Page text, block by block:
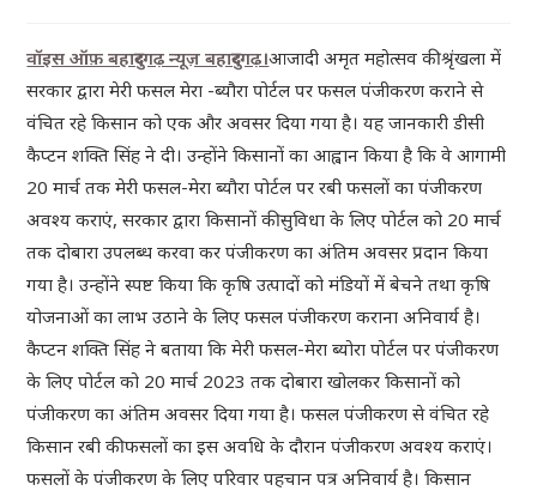
वॉइस ऑफ़ बहादुरगढ़ न्यूज़ बहादुरगढ़।आजादी अमृत महोत्सव की श्रृंखला में
सरकार द्वारा मेरी फसल मेरा -ब्यौरा पोर्टल पर फसल पंजीकरण कराने से
वंचित रहे किसान को एक और अवसर दिया गया है। यह जानकारी डीसी
कैप्टन शक्ति सिंह ने दी। उन्होंने किसानों का आह्वान किया है कि वे आगामी
20 मार्च तक मेरी फसल-मेरा ब्यौरा पोर्टल पर रबी फसलों का पंजीकरण
अवश्य कराएं, सरकार द्वारा किसानों की सुविधा के लिए पोर्टल को 20 मार्च
तक दोबारा उपलब्ध करवा कर पंजीकरण का अंतिम अवसर प्रदान किया
गया है। उन्होंने स्पष्ट किया कि कृषि उत्पादों को मंडियों में बेचने तथा कृषि
योजनाओं का लाभ उठाने के लिए फसल पंजीकरण कराना अनिवार्य है।
कैप्टन शक्ति सिंह ने बताया कि मेरी फसल-मेरा ब्योरा पोर्टल पर पंजीकरण
के लिए पोर्टल को 20 मार्च 2023 तक दोबारा खोलकर किसानों को
पंजीकरण का अंतिम अवसर दिया गया है। फसल पंजीकरण से वंचित रहे
किसान रबी की फसलों का इस अवधि के दौरान पंजीकरण अवश्य कराएं।
फसलों के पंजीकरण के लिए परिवार पहचान पत्र अनिवार्य है। किसान